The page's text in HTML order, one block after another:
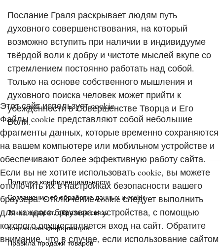
Послание Граля раскрывает людям путь
духовного совершенствования, на который
возможно вступить при наличии в индивидууме
твёрдой воли к добру и чистоте мыслей вкупе со
стремлением постоянно работать над собой.
Только на основе собственного мышления и
духовного поиска человек может прийти к
убеждённости в Совершенстве Творца и Его
Воли.
Политика конфиденциальности
Соглашение об обработке данных и cookie
Заказ, возврат, обратная связь
Контактная Информация
Правила продажи товаров
Этот сайт использует cookie
Файлы cookie представляют собой небольшие
фрагменты данных, которые временно сохраняются
на вашем компьютере или мобильном устройстве и
обеспечивают более эффективную работу сайта.
Если вы не хотите использовать cookie, вы можете
отключить их в настройках безопасности вашего
браузера. Отключение cookie следует выполнить
для каждого браузера и устройства, с помощью
которого осуществляется вход на сайт. Обратите
внимание, что в случае, если использование сайтом